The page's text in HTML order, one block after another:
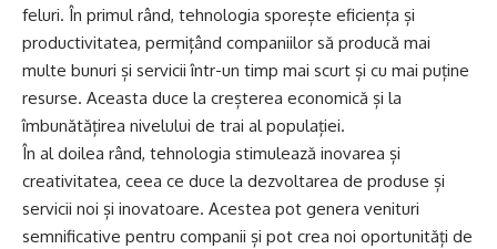
feluri. În primul rând, tehnologia sporește eficiența și
productivitatea, permițând companiilor să producă mai
multe bunuri și servicii într-un timp mai scurt și cu mai puține
resurse. Aceasta duce la creșterea economică și la
îmbunătățirea nivelului de trai al populației.
În al doilea rând, tehnologia stimulează inovarea și
creativitatea, ceea ce duce la dezvoltarea de produse și
servicii noi și inovatoare. Acestea pot genera venituri
semnificative pentru companii și pot crea noi oportunități de